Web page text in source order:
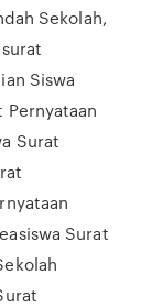
Sekolah,
Siswa
Surat
Surat